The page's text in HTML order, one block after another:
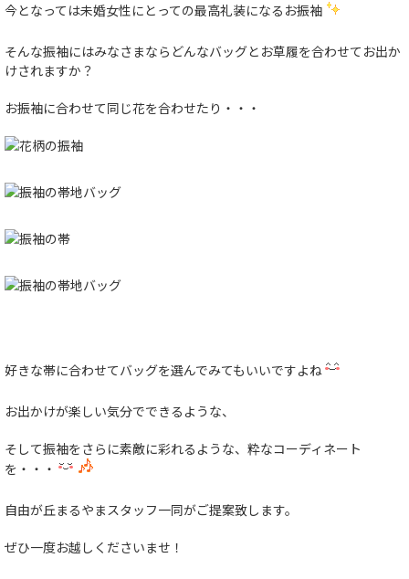
今となっては未婚女性にとっての最高礼装になるお振袖
そんな振袖にはみなさまならどんなバッグとお草履を合わせてお出か
けされますか？
お振袖に合わせて同じ花を合わせたり・・・
好きな帯に合わせてバッグを選んでみてもいいですよね
お出かけが楽しい気分でできるような、
そして振袖をさらに素敵に彩れるような、粋なコーディネート
を・・・
自由が丘まるやまスタッフ一同がご提案致します。
ぜひ一度お越しくださいませ！